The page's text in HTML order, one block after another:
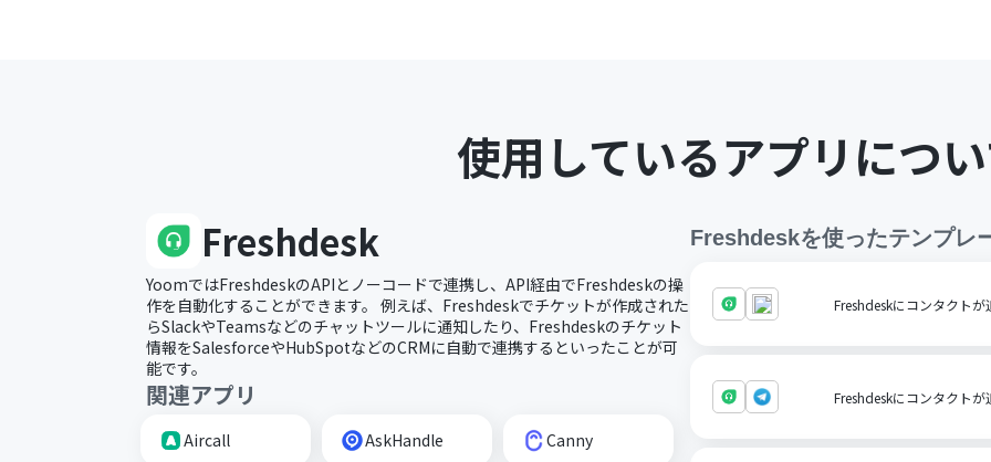
使用しているアプリにつ
Freshdesk
YoomではFreshdeskのAPIとノーコードで連携し、API経由でFreshdeskの操
作を自動化することができます。 例えば、Freshdeskでチケットが作成された
らSlackやTeamsなどのチャットツールに通知したり、Freshdeskのチケット
情報をSalesforceやHubSpotなどのCRMに自動で連携するといったことが可
能です。
関連アプリ
Aircall AskHandle Canny
Freshdeskを使ったテンプレ
Freshdeskにコンタクト
Freshdeskにコンタクト